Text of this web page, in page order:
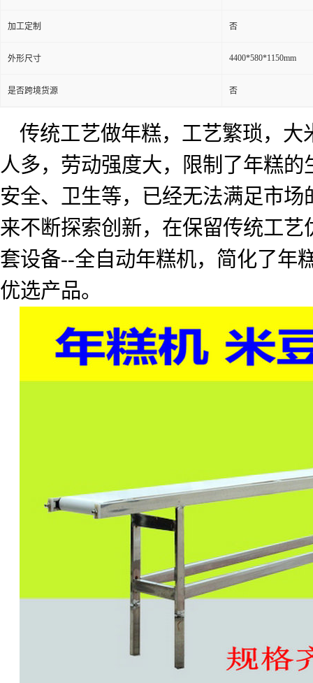
加工定制 否
外形尺寸 4400*580*1150mm
是否跨境货源 否
传统工艺做年糕，工艺繁琐，
人多，劳动强度大，限制了年糕
安全、卫生等，已经无法满足市
来不断探索创新，在保留传统工
套设备--全自动年糕机，简化了年
优选产品。